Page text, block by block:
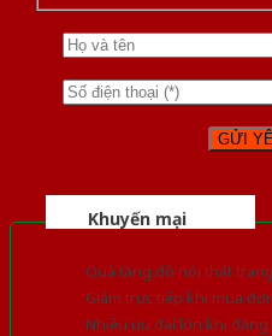
Khuyến mại
Quà tặng đồ nội thất
Giảm trực tiếp khi mua
Nhiều ưu đãi lớn khi